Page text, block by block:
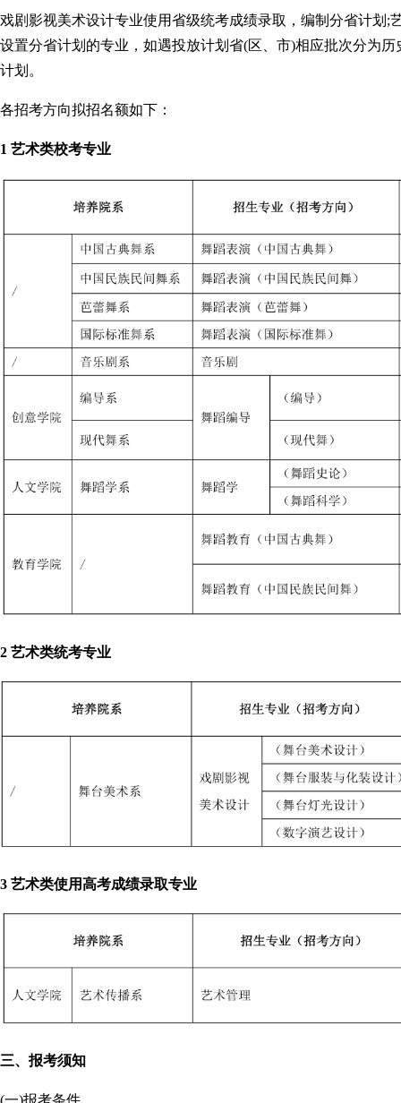
戏剧影视美术设计专业使用省级统考成绩录取，编制分省计划
设置分省计划的专业，如遇投放计划省(区、市)相应批次分为
计划。
各招考方向拟招名额如下：
1 艺术类校考专业
2 艺术类统考专业
3 艺术类使用高考成绩录取专业
三、报考须知
(一)报考条件